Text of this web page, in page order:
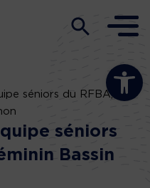
Ouvrir la
séniors du RFBA,
séniors
Bassin